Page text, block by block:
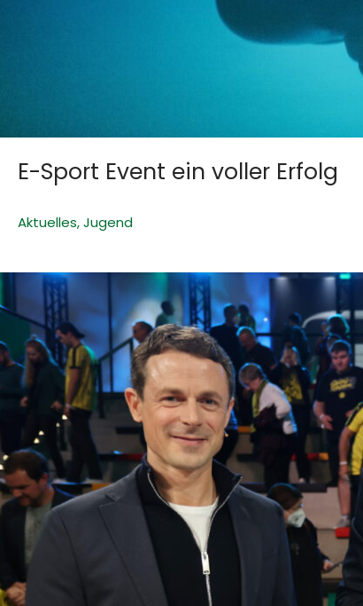
E-Sport Event ein voller Erfolg
Aktuelles,Jugend